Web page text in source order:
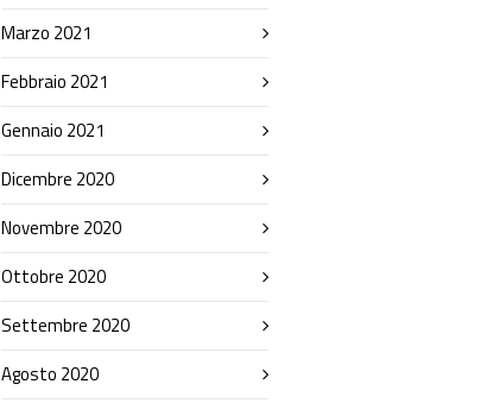
Marzo 2021
Febbraio 2021
Gennaio 2021
Dicembre 2020
Novembre 2020
Ottobre 2020
Settembre 2020
Agosto 2020